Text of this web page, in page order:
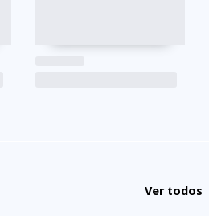
Ver todos